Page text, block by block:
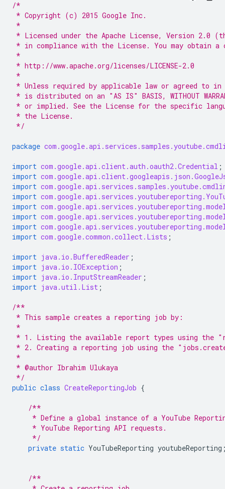
/*
* Copyright (c) 2015 Google Inc.
*
* Licensed under the Apache License, Version
* in compliance with the License. You may obtain
*
* http://www.apache.org/licenses/LICENSE-2.0
*
* Unless required by applicable law or agreed to
* is distributed on an "AS IS" BASIS, WITHOUT
* or implied. See the License for the specific
* the License.
*/
package
import com.google.api.client.auth.oauth2.Credential ;
import
import
import
import
import
import
import com.google.common.collect.Lists ;
import java.io.BufferedReader ;
import java.io.IOException ;
import java.io.InputStreamReader ;
import java.util.List ;
/**
* This sample creates a reporting job by:
*
* 1. Listing the available report types using the
* 2. Creating a reporting job using the
*
* @author Ibrahim Ulukaya
*/
public class CreateReportingJob {
/**
* Define a global instance of a YouTube
     * YouTube Reporting API requests.
     */
private static YouTubeReporting youtubeReporting
/**